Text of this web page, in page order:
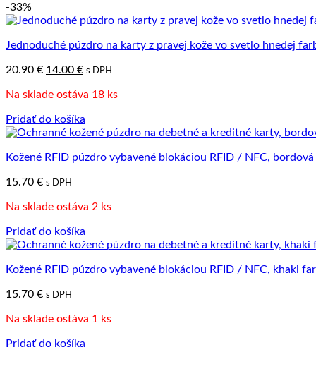
-33%
Jednoduché púzdro na karty z pravej kože vo svetlo hnedej
20.90€ Pôvodná
bola:
14.00 €Aktuálna
je:
s DPH
Na sklade ostáva 18 ks
Pridať do košíka
Kožené RFID púzdro vybavené blokáciou RFID / NFC,
15.70 € s DPH
Na sklade ostáva 2 ks
Pridať do košíka
Kožené RFID púzdro vybavené blokáciou RFID / NFC, khaki
15.70 € s DPH
Na sklade ostáva 1 ks
Pridať do košíka